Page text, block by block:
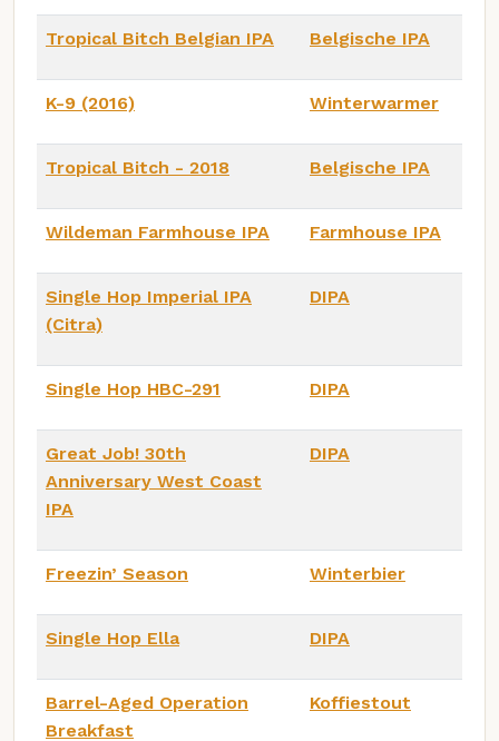
Tropical Bitch Belgian IPA Belgische IPA
K-9 (2016) Winterwarmer
Tropical Bitch - 2018 Belgische IPA
Wildeman Farmhouse IPA Farmhouse IPA
Single Hop Imperial IPA
(Citra)
DIPA
Single Hop HBC-291 DIPA
Great Job! 30th
Anniversary West Coast
IPA
DIPA
Freezin’ Season Winterbier
Single Hop Ella DIPA
Barrel-Aged Operation
Breakfast
Koffiestout